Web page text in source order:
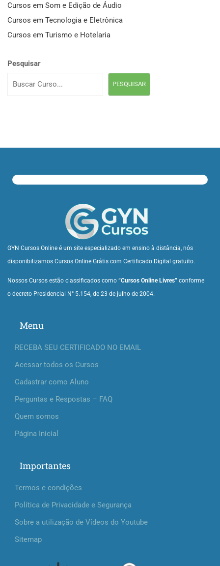
Cursos em Som e Edição de Áudio
Cursos em Tecnologia e Eletrônica
Cursos em Turismo e Hotelaria
Pesquisar
PESQUISAR
GYN Cursos Online é um site especializado em ensino à distância, nós
disponibilizamos Cursos Online Grátis com Certificado Digital gratuito.
Nossos Cursos estão classificados como “Cursos Online Livres” conforme
o decreto Presidencial N° 5.154, de 23 de julho de 2004.
Menu
RECEBA SEU CERTIFICADO NO EMAIL
Acessar todos os Cursos
Cadastrar como Aluno
Perguntas e Respostas – FAQ
Quem somos
Página Inicial
Importantes
Termos e condições
Política de Privacidade e Segurança
Sobre a utilização de Vídeos do Youtube
Sitemap